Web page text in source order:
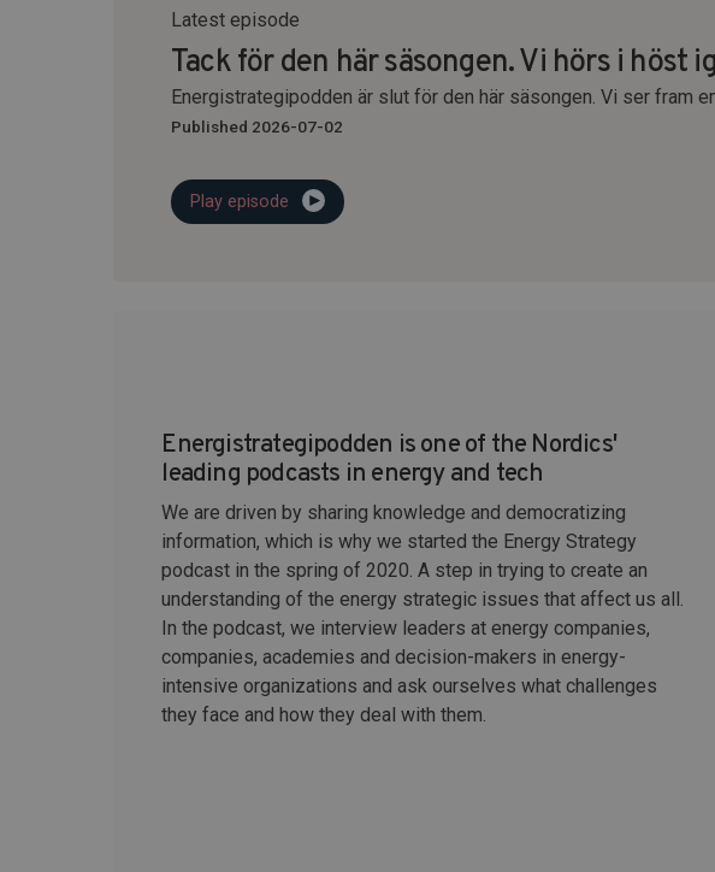
Latest episode
Tack för den här säsongen. Vi hörs i höst
Energistrategipodden är slut för den här säsongen. Vi ser fram
Published 2026-07-02
Play episode
Energistrategipodden is one of the Nordics'
leading podcasts in energy and tech
We are driven by sharing knowledge and democratizing
information, which is why we started the Energy Strategy
podcast in the spring of 2020. A step in trying to create an
understanding of the energy strategic issues that affect us all.
In the podcast, we interview leaders at energy companies,
companies, academies and decision-makers in energy-
intensive organizations and ask ourselves what challenges
they face and how they deal with them.